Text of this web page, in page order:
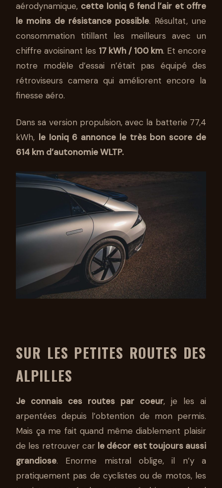
aérodynamique, cette Ioniq 6 fend l’air et offre
le moins de résistance possible. Résultat, une
consommation titillant les meilleurs avec un
chiffre avoisinant les 17 kWh / 100 km. Et encore
notre modèle d’essai n’était pas équipé des
rétroviseurs camera qui améliorent encore la
finesse aéro.
Dans sa version propulsion, avec la batterie 77,4
kWh, le Ioniq 6 annonce le très bon score de
614 km d’autonomie WLTP.
SUR LES PETITES ROUTES DES
ALPILLES
Je connais ces routes par coeur, je les ai
arpentées depuis l’obtention de mon permis.
Mais ça me fait quand même diablement plaisir
de les retrouver car le décor est toujours aussi
grandiose. Enorme mistral oblige, il n’y a
pratiquement pas de cyclistes ou de motos, les